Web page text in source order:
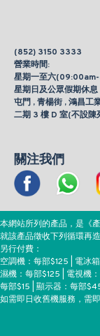
(852) 3150 3333
營業時間:
星期一至六
星期日及公眾假期休息
屯門 , 青楊街 , 鴻昌工
二期 3 樓 D 室(不設陳
關注我們
本網站所列的產品，是《
就該產品徵收下列循環再
另行付費：
空調機：每部$125 | 電冰
濕機：每部$125 | 電視機
每部$15 | 顯示器：每部
如需即日收舊機服務，需